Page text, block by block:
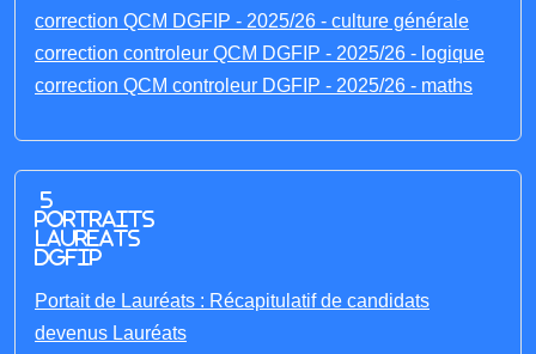
correction QCM DGFIP - 2025/26 - culture générale
correction controleur QCM DGFIP - 2025/26 - logique
correction QCM controleur DGFIP - 2025/26 - maths
5
portraits
laureats
DGFIP
Portait de Lauréats : Récapitulatif de candidats
devenus Lauréats